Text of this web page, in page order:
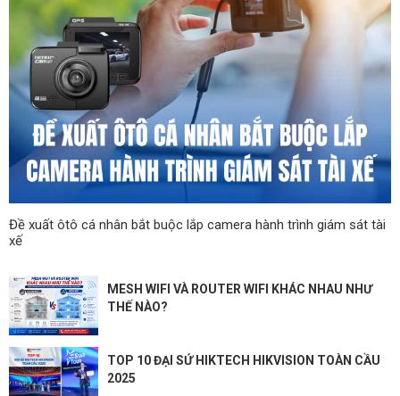
Đề xuất ôtô cá nhân bắt buộc lắp camera hành trình giám sát tài
xế
MESH WIFI VÀ ROUTER WIFI KHÁC NHAU NHƯ
THẾ NÀO?
TOP 10 ĐẠI SỨ HIKTECH HIKVISION TOÀN CẦU
2025